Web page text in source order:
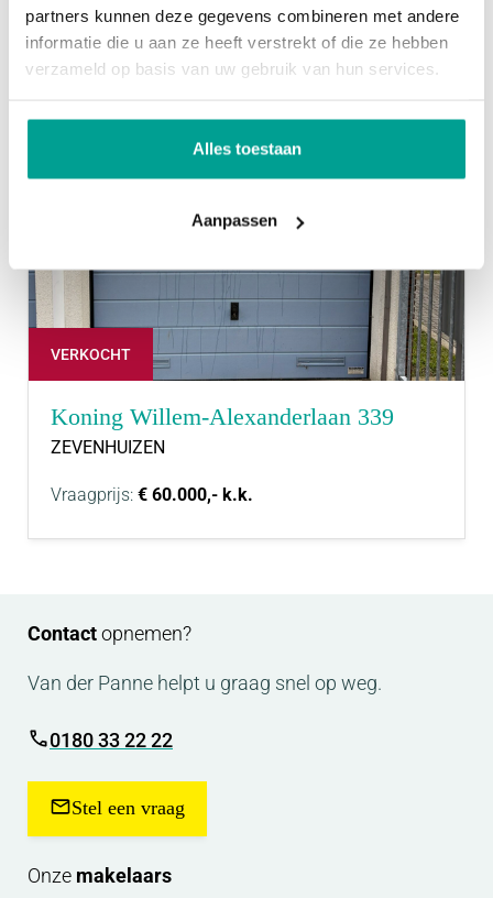
partners kunnen deze gegevens combineren met andere
informatie die u aan ze heeft verstrekt of die ze hebben
verzameld op basis van uw gebruik van hun services.
Alles toestaan
Aanpassen
Huurprijs:€ 335,- per maand
VERKOCHT
Koning Willem-Alexanderlaan 339
ZEVENHUIZEN
Vraagprijs: € 60.000,- k.k.
Contactopnemen?
Van der Panne helpt u graag snel op weg.
0180 33 22 22
Stel een vraag
Onze makelaars